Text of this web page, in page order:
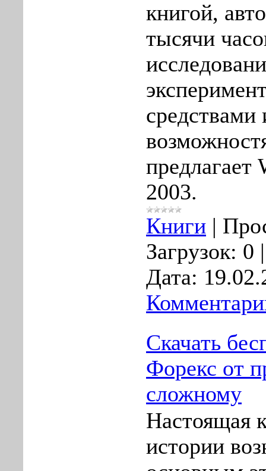
книгой,
тысячи
предлагает
2003.
Книги |
Загрузок: 0
Дата:
Скачать
Форекс от
сложному
Настоящая
истории